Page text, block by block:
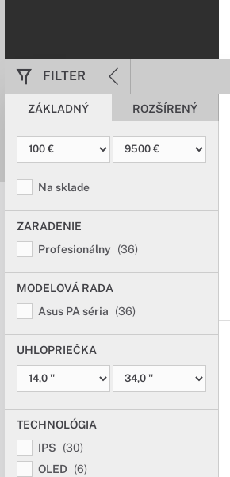
FILTER
ZÁKLADNÝ ROZŠÍRENÝ
Na sklade
ZARADENIE
Profesionálny (36)
MODELOVÁ RADA
Asus PA séria
(36)
UHLOPRIEČKA
TECHNOLÓGIA
IPS
(30)
OLED (6)